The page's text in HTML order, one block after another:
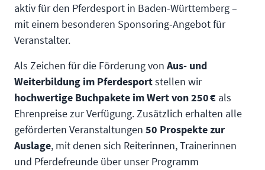
aktiv für den Pferdesport in Baden-Württemberg –
mit einem besonderen Sponsoring-Angebot für
Veranstalter.
Als Zeichen für die Förderung von Aus- und
Weiterbildung im Pferdesportstellen wir
hochwertige Buchpakete im Wert von 250 € als
Ehrenpreise zur Verfügung. Zusätzlich erhalten alle
geförderten Veranstaltungen 50 Prospekte zur
Auslage, mit denen sich Reiterinnen, Trainerinnen
und Pferdefreunde über unser Programm